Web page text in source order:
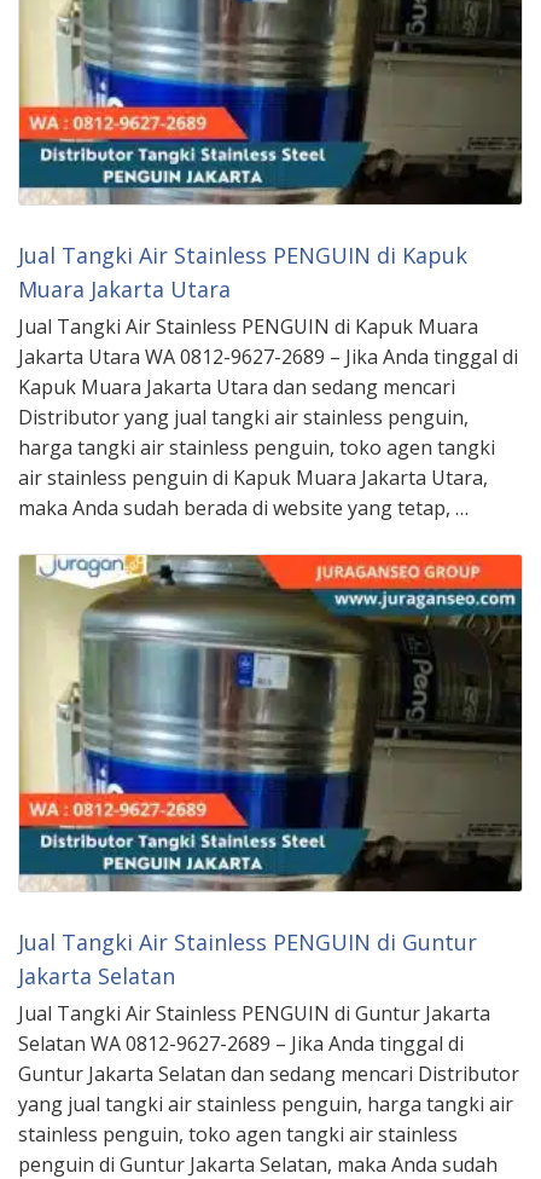
Jual Tangki Air Stainless PENGUIN di Kapuk
Muara Jakarta Utara
Jual Tangki Air Stainless PENGUIN di Kapuk Muara
Jakarta Utara WA 0812-9627-2689 – Jika Anda tinggal di
Kapuk Muara Jakarta Utara dan sedang mencari
Distributor yang jual tangki air stainless penguin,
harga tangki air stainless penguin, toko agen tangki
air stainless penguin di Kapuk Muara Jakarta Utara,
maka Anda sudah berada di website yang tetap, …
Jual Tangki Air Stainless PENGUIN di Guntur
Jakarta Selatan
Jual Tangki Air Stainless PENGUIN di Guntur Jakarta
Selatan WA 0812-9627-2689 – Jika Anda tinggal di
Guntur Jakarta Selatan dan sedang mencari Distributor
yang jual tangki air stainless penguin, harga tangki air
stainless penguin, toko agen tangki air stainless
penguin di Guntur Jakarta Selatan, maka Anda sudah